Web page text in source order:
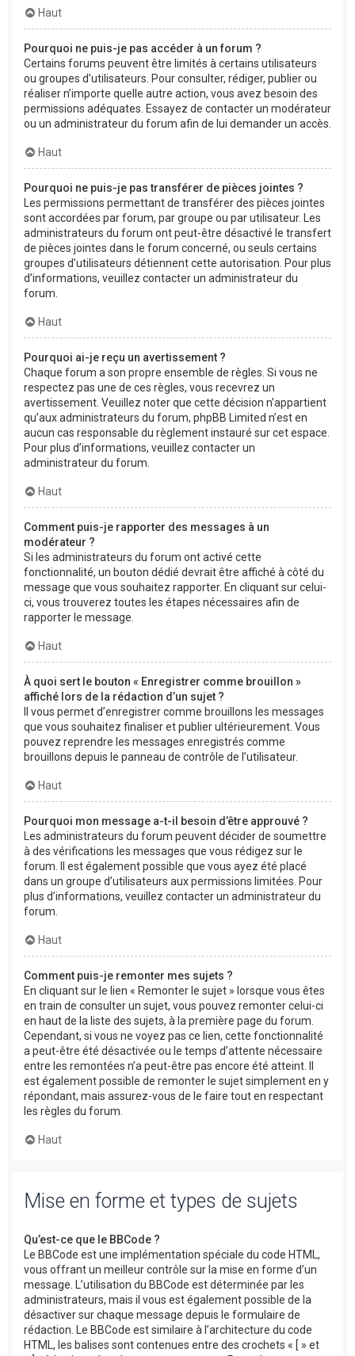
Haut
Pourquoi ne puis-je pas accéder à un forum ?
Certains forums peuvent être limités à certains utilisateurs
ou groupes d’utilisateurs. Pour consulter, rédiger, publier ou
réaliser n’importe quelle autre action, vous avez besoin des
permissions adéquates. Essayez de contacter un modérateur
ou un administrateur du forum afin de lui demander un accès.
Haut
Pourquoi ne puis-je pas transférer de pièces jointes ?
Les permissions permettant de transférer des pièces jointes
sont accordées par forum, par groupe ou par utilisateur. Les
administrateurs du forum ont peut-être désactivé le transfert
de pièces jointes dans le forum concerné, ou seuls certains
groupes d’utilisateurs détiennent cette autorisation. Pour plus
d’informations, veuillez contacter un administrateur du
forum.
Haut
Pourquoi ai-je reçu un avertissement ?
Chaque forum a son propre ensemble de règles. Si vous ne
respectez pas une de ces règles, vous recevrez un
avertissement. Veuillez noter que cette décision n’appartient
qu’aux administrateurs du forum, phpBB Limited n’est en
aucun cas responsable du règlement instauré sur cet espace.
Pour plus d’informations, veuillez contacter un
administrateur du forum.
Haut
Comment puis-je rapporter des messages à un
modérateur ?
Si les administrateurs du forum ont activé cette
fonctionnalité, un bouton dédié devrait être affiché à côté du
message que vous souhaitez rapporter. En cliquant sur celui-
ci, vous trouverez toutes les étapes nécessaires afin de
rapporter le message.
Haut
À quoi sert le bouton « Enregistrer comme brouillon »
affiché lors de la rédaction d’un sujet ?
Il vous permet d’enregistrer comme brouillons les messages
que vous souhaitez finaliser et publier ultérieurement. Vous
pouvez reprendre les messages enregistrés comme
brouillons depuis le panneau de contrôle de l’utilisateur.
Haut
Pourquoi mon message a-t-il besoin d’être approuvé ?
Les administrateurs du forum peuvent décider de soumettre
à des vérifications les messages que vous rédigez sur le
forum. Il est également possible que vous ayez été placé
dans un groupe d’utilisateurs aux permissions limitées. Pour
plus d’informations, veuillez contacter un administrateur du
forum.
Haut
Comment puis-je remonter mes sujets ?
En cliquant sur le lien « Remonter le sujet » lorsque vous êtes
en train de consulter un sujet, vous pouvez remonter celui-ci
en haut de la liste des sujets, à la première page du forum.
Cependant, si vous ne voyez pas ce lien, cette fonctionnalité
a peut-être été désactivée ou le temps d’attente nécessaire
entre les remontées n’a peut-être pas encore été atteint. Il
est également possible de remonter le sujet simplement en y
répondant, mais assurez-vous de le faire tout en respectant
les règles du forum.
Haut
Mise en forme et types de sujets
Qu’est-ce que le BBCode ?
Le BBCode est une implémentation spéciale du code HTML,
vous offrant un meilleur contrôle sur la mise en forme d’un
message. L’utilisation du BBCode est déterminée par les
administrateurs, mais il vous est également possible de la
désactiver sur chaque message depuis le formulaire de
rédaction. Le BBCode est similaire à l’architecture du code
HTML, les balises sont contenues entre des crochets « [ » et